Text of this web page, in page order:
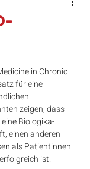
in Chronic
für eine
zeigen, dass
Biologika-
einen anderen
als Patientinnen
ist.